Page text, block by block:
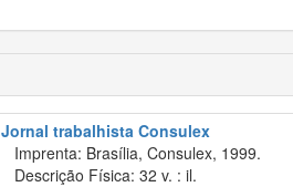
Jornal trabalhista Consulex
Imprenta: Brasília, Consulex, 1999.
Descrição Física: 32 v. : il.